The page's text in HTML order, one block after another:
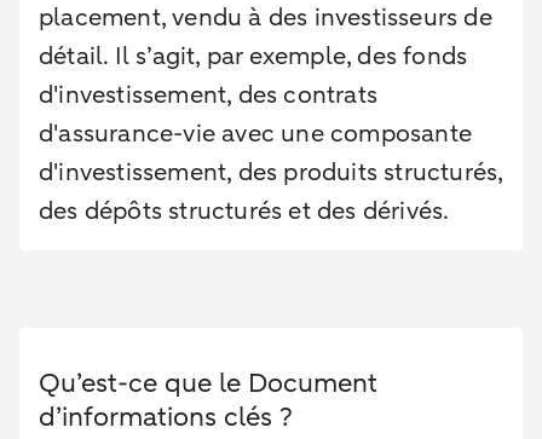
placement, vendu à des investisseurs de
détail. Il s’agit, par exemple, des fonds
d'investissement, des contrats
d'assurance-vie avec une composante
d'investissement, des produits structurés,
des dépôts structurés et des dérivés.
Qu’est-ce que le Document
d’informations clés ?